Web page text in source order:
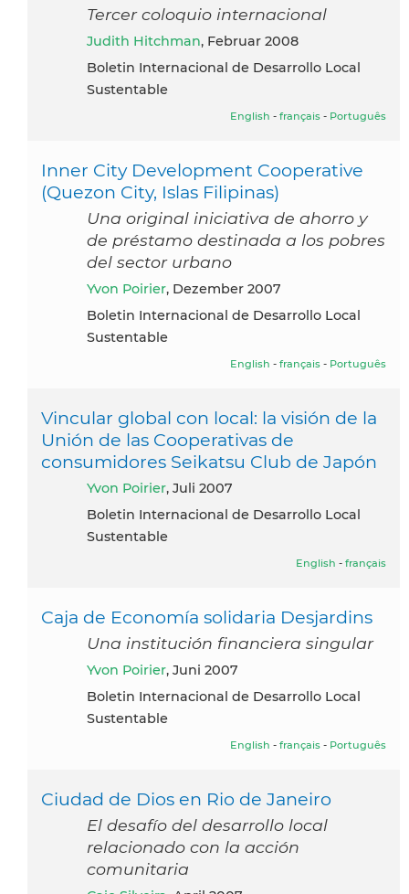
Tercer coloquio internacional
Judith Hitchman, Februar 2008
Boletin Internacional de Desarrollo Local
Sustentable
English - français - Português
Inner City Development Cooperative
(Quezon City, Islas Filipinas)
Una original iniciativa de ahorro y
de préstamo destinada a los pobres
del sector urbano
Yvon Poirier, Dezember 2007
Boletin Internacional de Desarrollo Local
Sustentable
English - français - Português
Vincular global con local: la visión de la
Unión de las Cooperativas de
consumidores Seikatsu Club de Japón
Yvon Poirier, Juli 2007
Boletin Internacional de Desarrollo Local
Sustentable
English - français
Caja de Economía solidaria Desjardins
Una institución financiera singular
Yvon Poirier, Juni 2007
Boletin Internacional de Desarrollo Local
Sustentable
English - français - Português
Ciudad de Dios en Rio de Janeiro
El desafío del desarrollo local
relacionado con la acción
comunitaria